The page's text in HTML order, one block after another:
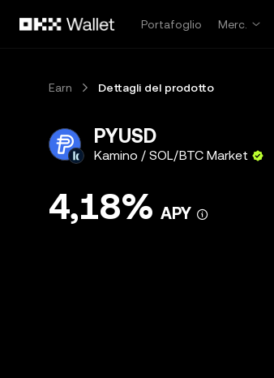
Portafoglio
Merc.
Earn Dettagli del prodotto
PYUSD
Kamino / SOL/BTC Market
4,18% APY